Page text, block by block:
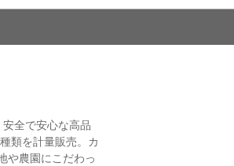
全で安心な高品
類を計量販売。カ
や農園にこだわっ